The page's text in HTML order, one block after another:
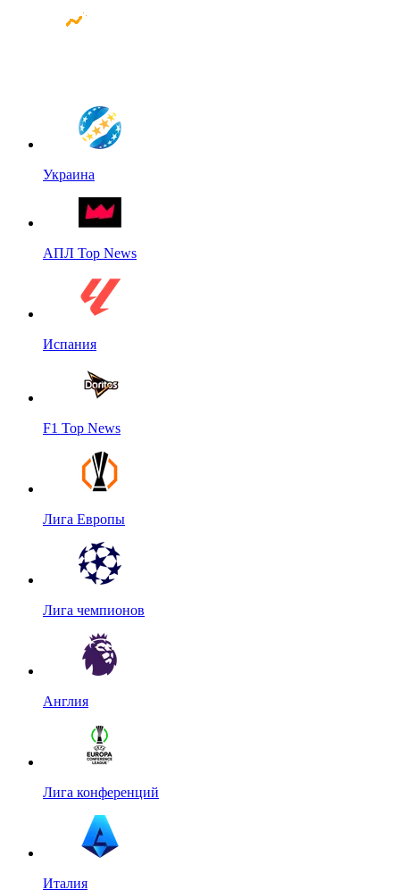
Украина
АПЛ Top News
Испания
F1 Top News
Лига Европы
Лига чемпионов
Англия
Лига конференций
Италия